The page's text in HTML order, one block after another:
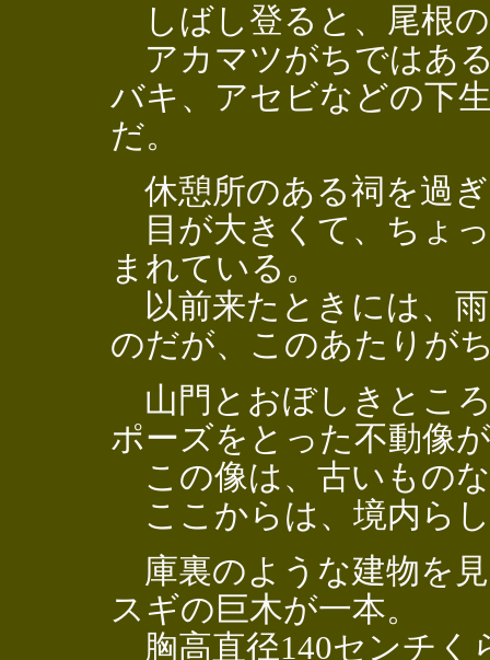
しばし登ると、尾根
アカマツがちではあ
バキ、アセビなどの下
だ。
休憩所のある祠を過
目が大きくて、ちょ
まれている。
以前来たときには、
のだが、このあたりが
山門とおぼしきとこ
ポーズをとった不動像
この像は、古いもの
ここからは、境内ら
庫裏のような建物を
スギの巨木が一本。
胸高直径140センチく